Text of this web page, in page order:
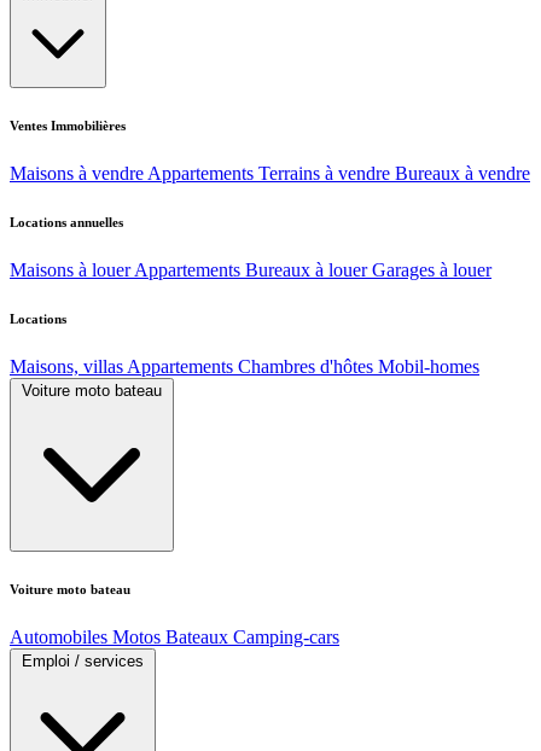
Ventes Immobilières
Maisons à vendre Appartements Terrains à vendre Bureaux à vendre
Locations annuelles
Maisons à louer Appartements Bureaux à louer Garages à louer
Locations
Maisons, villas Appartements Chambres d'hôtes Mobil-homes
Voiture moto bateau
Voiture moto bateau
Automobiles Motos Bateaux Camping-cars
Emploi / services